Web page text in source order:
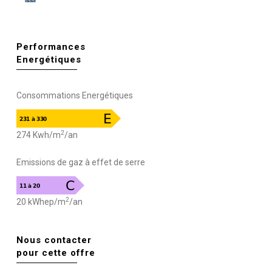
Performances
Energétiques
Consommations Energétiques
274 Kwh/m2/an
Emissions de gaz à effet de serre
20 kWhep/m2/an
Nous contacter
pour cette offre